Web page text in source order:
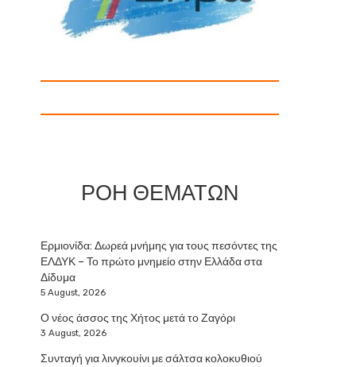
ΡΟΗ ΘΕΜΑΤΩΝ
Ερμιονίδα: Δωρεά μνήμης για τους πεσόντες της
ΕΛΔΥΚ – Το πρώτο μνημείο στην Ελλάδα στα
Δίδυμα
5 August, 2026
Ο νέος άσσος της Χήτος μετά το Ζαγόρι
3 August, 2026
Συνταγή για λινγκουίνι με σάλτσα κολοκυθιού